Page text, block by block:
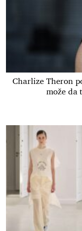
Charlize Theron
može da